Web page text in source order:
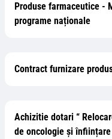
Produse farmaceutice -
programe naționale
Contract furnizare
Achizitie dotari “
de oncologie și